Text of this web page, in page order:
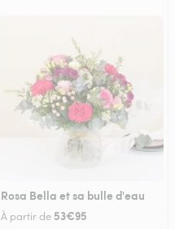
Rosa Bella et sa bulle d'eau
À partir de 53€95